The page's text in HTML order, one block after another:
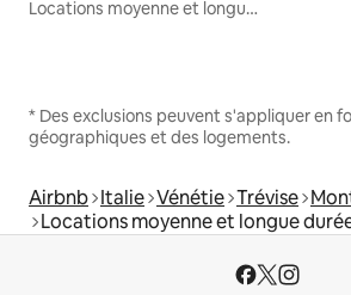
Locations moyenne et longue durée
* Des exclusions peuvent s'appliquer en
géographiques et des logements.
Airbnb Italie Vénétie Trévise
Locations moyenne et longue